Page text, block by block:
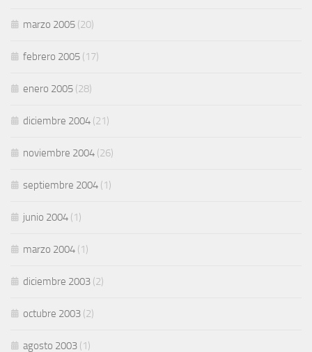
marzo 2005 (20)
febrero 2005 (17)
enero 2005 (28)
diciembre 2004 (21)
noviembre 2004 (26)
septiembre 2004 (1)
junio 2004 (1)
marzo 2004 (1)
diciembre 2003 (2)
octubre 2003 (2)
agosto 2003 (1)